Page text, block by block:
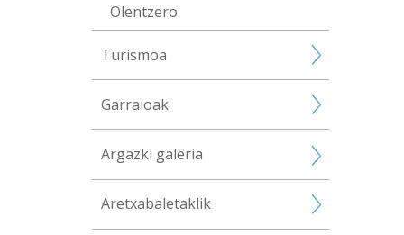
Olentzero
Turismoa
Garraioak
Argazki galeria
Aretxabaletaklik